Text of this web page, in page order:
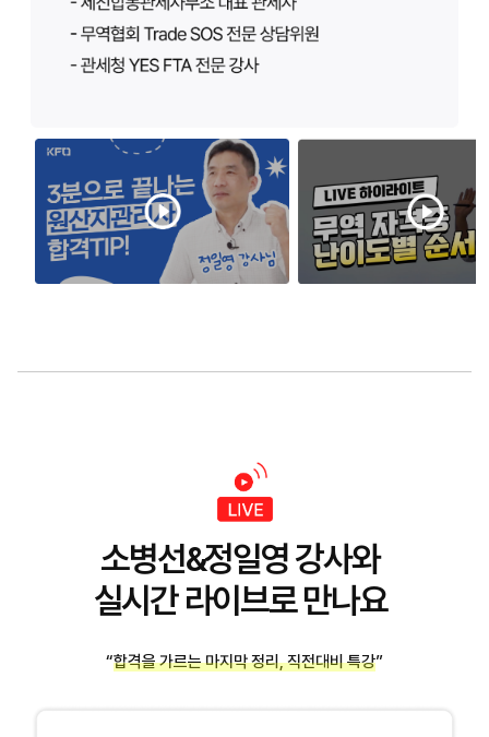
소병선&정일영 강사와
실시간 라이브로 만나요
“합격을 가르는 마지막 정리, 직전대비 특강”